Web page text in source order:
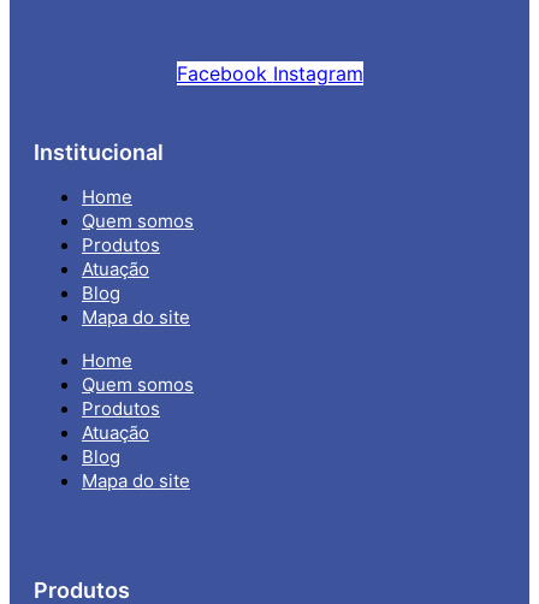
Facebook Instagram
Institucional
Home
Quem somos
Produtos
Atuação
Blog
Mapa do site
Home
Quem somos
Produtos
Atuação
Blog
Mapa do site
Produtos